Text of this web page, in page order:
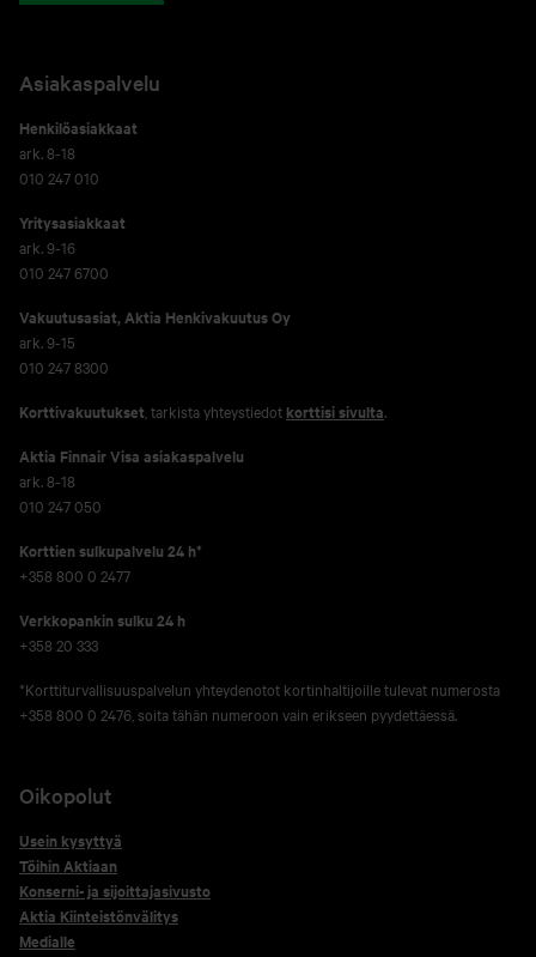
Asiakaspalvelu
Henkilöasiakkaat
ark. 8-18
010 247 010
Yritysasiakkaat
ark. 9-16
010 247 6700
Vakuutusasiat, Aktia Henkivakuutus Oy
ark. 9-15
010 247 8300
Korttivakuutukset , tarkista yhteystiedot korttisi sivulta.
Aktia Finnair Visa asiakaspalvelu
ark. 8-18
010 247 050
Korttien sulkupalvelu 24 h*
+358 800 0 2477
Verkko­pankin sulku 24 h
+358 20 333
*Korttiturvallisuuspalvelun yhteydenotot kortinhaltijoille tulevat numerosta
+358 800 0 2476, soita tähän numeroon vain erikseen pyydettäessä.
Oikopolut
Usein kysyttyä
Töihin Aktiaan
Konserni- ja sijoittajasivusto
Aktia Kiinteistönvälitys
Medialle